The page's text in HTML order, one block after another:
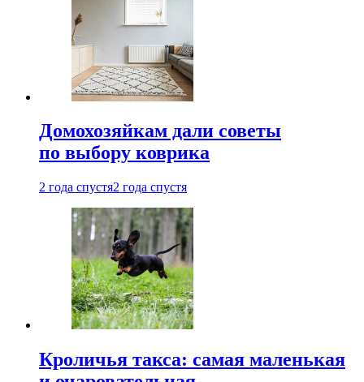
Домохозяйкам дали советы
по выбору коврика
2 года спустя2 года спустя
Кроличья такса: самая маленькая